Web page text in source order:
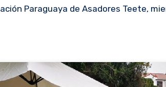
Paraguaya de Asadores Teete,